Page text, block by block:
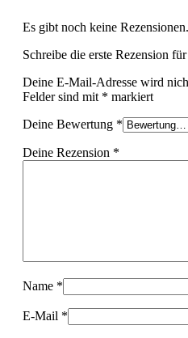
Es gibt noch keine Rezensionen.
Schreibe die erste Rezension
Deine E-Mail-Adresse wird
Felder sind mit * markiert
Deine Bewertung *
Deine Rezension *
Name *
E-Mail *